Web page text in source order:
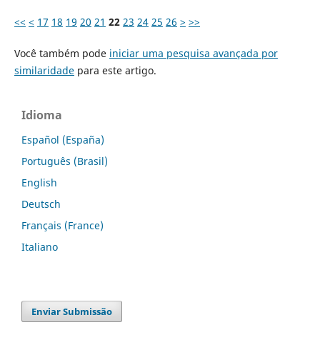
<< < 17 18 19 20 21 22 23 24 25 26 > >>
Você também pode iniciar uma pesquisa avançada por
similaridadepara este artigo.
Idioma
Español (España)
Português (Brasil)
English
Deutsch
Français (France)
Italiano
Enviar Submissão